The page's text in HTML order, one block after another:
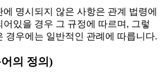
에 명시되지 않은 사항은 관계 법령에
어있을 경우 그 규정에 따르며, 그렇
경우에는 일반적인 관례에 따릅니다.
의 정의)